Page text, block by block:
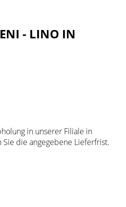
- LINO IN
in unserer Filiale in
die angegebene Lieferfrist.